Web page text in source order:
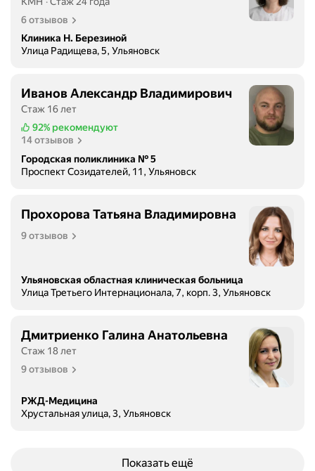
6 отзывов
Клиника Н. Березиной
Улица Радищева, 5, Ульяновск
Иванов Александр Владимирович
Стаж 16 лет
92% рекомендуют
14 отзывов
Городская поликлиника № 5
Проспект Созидателей, 11, Ульяновск
Прохорова Татьяна Владимировна
9 отзывов
Ульяновская областная клиническая больница
Улица Третьего Интернационала, 7, корп. 3, Ульяновск
Дмитриенко Галина Анатольевна
Стаж 18 лет
9 отзывов
РЖД-Медицина
Хрустальная улица, 3, Ульяновск
Показать ещё